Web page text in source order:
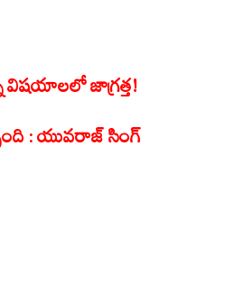
విషయాలలో జాగ్రత్త!
: యువరాజ్ సింగ్